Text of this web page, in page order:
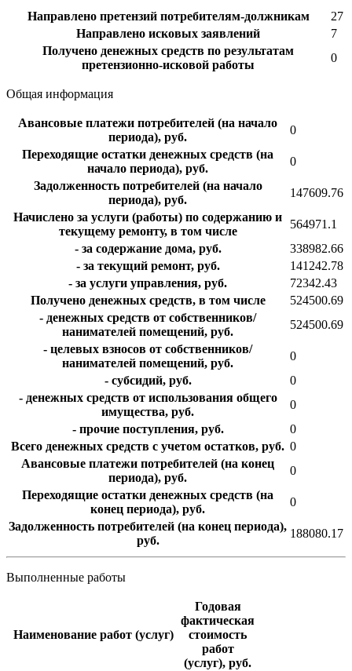
Направлено претензий потребителям-должникам
27
Направлено исковых заявлений
7
Получено денежных средств по результатам
претензионно-исковой работы
0
Общая информация
Авансовые платежи потребителей (на начало
периода), руб.
0
Переходящие остатки денежных средств (на
начало периода), руб.
0
Задолженность потребителей (на начало
периода), руб.
147609.76
Начислено за услуги (работы) по содержанию и
текущему ремонту, в том числе
564971.1
- за содержание дома, руб.
338982.66
- за текущий ремонт, руб.
141242.78
- за услуги управления, руб.
72342.43
Получено денежных средств, в том числе
524500.69
- денежных средств от собственников/
нанимателей помещений, руб.
524500.69
- целевых взносов от собственников/
нанимателей помещений, руб.
0
- субсидий, руб.
0
- денежных средств от использования общего
имущества, руб.
0
- прочие поступления, руб.
0
Всего денежных средств с учетом остатков, руб. 0
Авансовые платежи потребителей (на конец
периода), руб.
0
Переходящие остатки денежных средств (на
конец периода), руб.
0
Задолженность потребителей (на конец периода),
руб.
188080.17
Выполненные работы
Наименование работ (услуг)
Годовая
фактическая
стоимость
работ
(услуг), руб.